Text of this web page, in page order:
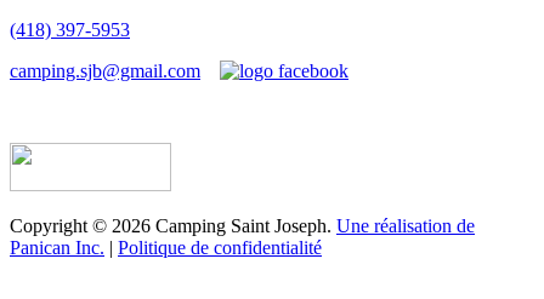
(418) 397-5953
camping.sjb@gmail.com
Copyright © 2026 Camping Saint Joseph. Une réalisation de
Panican Inc. | Politique de confidentialité